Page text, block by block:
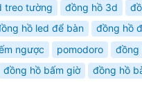
treo tường đồng hồ 3d
hồ led để bàn đồng hồ
ngược pomodoro
đồng
đồng hồ bấm giờ đồng hồ